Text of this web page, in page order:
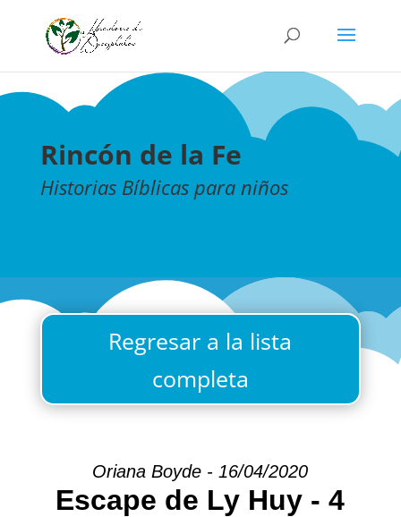
Rincón de la Fe
Historias Bíblicas para niños
Regresar a la lista
completa
Oriana Boyde - 16/04/2020
Escape de Ly Huy - 4